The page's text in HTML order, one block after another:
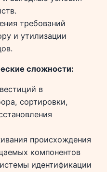
требований
и утилизации
сложности:
в
сортировки,
происхождения
компонентов
идентификации